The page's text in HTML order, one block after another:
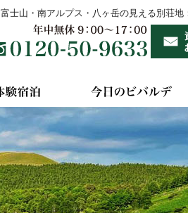
富士山・南アルプス・八ヶ岳の見える別荘